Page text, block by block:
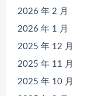
2026 年 2 月
2026 年 1 月
2025 年 12 月
2025 年 11 月
2025 年 10 月